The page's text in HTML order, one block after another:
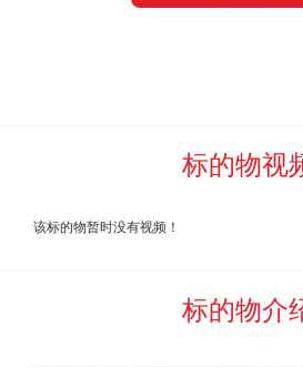
买受人负责自费将现场垃圾、
标的成交后，如果本次成交价
确定成交（中标）后，买受人
全额货款支付给委托
标的物视
该标的物暂时没有视频！
标的物介